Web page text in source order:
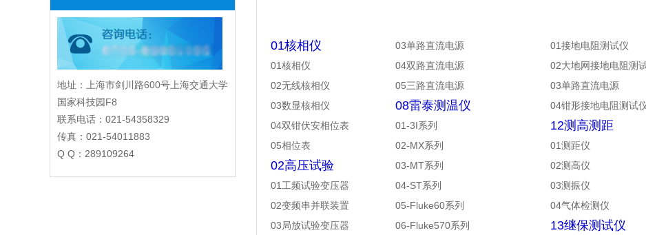
地址：上海市剑川路600号上海交通大学
国家科技园F8
联系电话：021-54358329
传真：021-54011883
Q Q：289109264
01核相仪 03单路直流电源 01接地电阻测试仪
01核相仪
04双路直流电源 02大地网接地电阻测
02无线核相仪
05三路直流电源 03单路直流电源
03数显核相仪
08雷泰测温仪 04钳形接地电阻测试
04双钳伏安相位表
01-3I系列 12测高测距
05相位表
02-MX系列 01测距仪
02高压试验 03-MT系列 02测高仪
01工频试验变压器
04-ST系列 03测振仪
02变频串并联装置 05-Fluke60系列 04气体检测仪
03局放试验变压器
06-Fluke570系列 13继保测试仪